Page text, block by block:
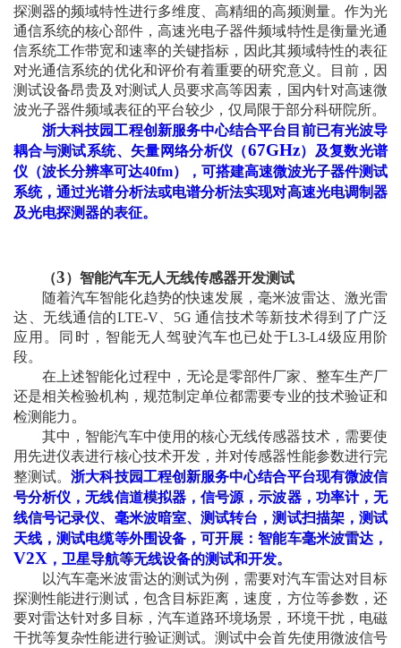
探测器的频域特性进行多维度、高精细的高频测量。作为光
通信系统的核心部件，高速光电子器件频域特性是衡量光通
信系统工作带宽和速率的关键指标，因此其频域特性的表征
对光通信系统的优化和评价有着重要的研究意义。目前，因
测试设备昂贵及对测试人员要求高等因素，国内针对高速微
波光子器件频域表征的平台较少，仅局限于部分科研院所。
浙大科技园工程创新服务中心结合平台目前已有光波导
耦合与测试系统、矢量网络分析仪（67GHz）及复数光谱
仪（波长分辨率可达40fm），可搭建高速微波光子器件测试
系统，通过光谱分析法或电谱分析法实现对高速光电调制器
及光电探测器的表征。
（3）智能汽车无人无线传感器开发测试
随着汽车智能化趋势的快速发展，毫米波雷达、激光雷
达、无线通信的LTE-V、 5G通信技术等新技术得到了广泛
应用。同时，智能无人驾驶汽车也已处于L3-L4级应用阶
段。
在上述智能化过程中，无论是零部件厂家、整车生产厂
还是相关检验机构，规范制定单位都需要专业的技术验证和
检测能力 。
其中，智能汽车中使用的核心无线传感器技术，需要使
用先进仪表进行核心技术开发，并对传感器性能参数进行完
整测试。浙大科技园工程创新服务中心结合平台现有微波信
号分析仪，无线信道模拟器，信号源，示波器，功率计，无
线信号记录仪、毫米波暗室、测试转台，测试扫描架，测试
天线，测试电缆等外围设备，可开展：智能车毫米波雷达，
V2X ，卫星导航等无线设备的测试和开发。
以汽车毫米波雷达的测试为例，需要对汽车雷达对目标
探测性能进行测试，包含目标距离，速度，方位等参数，还
要对雷达针对多目标，汽车道路环境场景，环境干扰，电磁
干扰等复杂性能进行验证测试。测试中会首先使用微波信号